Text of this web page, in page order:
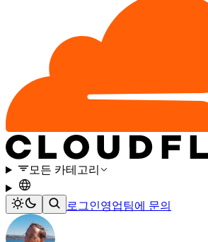
모든 카테고리
로그인영업팀에 문의